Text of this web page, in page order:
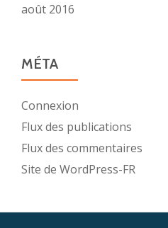
août 2016
MÉTA
Connexion
Flux des publications
Flux des commentaires
Site de WordPress-FR